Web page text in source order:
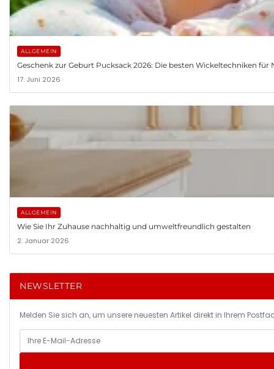
ALLGEMEIN
Geschenk zur Geburt Pucksack 2026: Die besten Wickeltechniken für
17. Juni 2026
ALLGEMEIN
Wie Sie Ihr Zuhause nachhaltig und umweltfreundlich gestalten
2. Januar 2026
NEWSLETTER
Melden Sie sich an, um unsere neuesten Artikel direkt in Ihrem